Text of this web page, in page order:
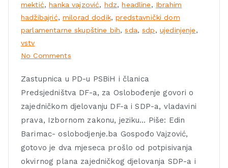
mektić,hanka vajzović, hdz,headline, Ibrahim
hadžibajrić, milorad dodik,predstavnički dom
parlamentarne skupštine bih,sda,sdp, ujedinjenje,
vstv
No Comments
Zastupnica u PD-u PSBiH i članica
Predsjedništva DF-a, za Oslobođenje govori o
zajedničkom djelovanju DF-a i SDP-a, vladavini
prava, Izbornom zakonu, jeziku… Piše: Edin
Barimac- oslobodjenje.ba Gospođo Vajzović,
gotovo je dva mjeseca prošlo od potpisivanja
okvirnog plana zajedničkog djelovanja SDP-a i